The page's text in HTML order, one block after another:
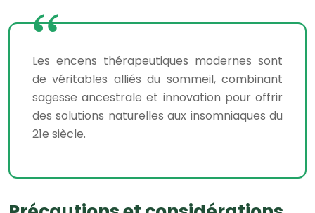
Les encens thérapeutiques modernes sont
de véritables alliés du sommeil, combinant
sagesse ancestrale et innovation pour offrir
des solutions naturelles aux insomniaques du
21e siècle.